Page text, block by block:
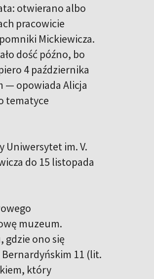
otwierano albo
pracowicie
Mickiewicza.
dość późno, bo
4 października
— opowiada Alicja
tematyce
Uniwersytet im. V.
do 15 listopada
muzeum.
gdzie ono się
11 (lit.
który